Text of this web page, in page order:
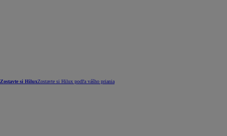
Zostavte si HiluxZostavte si Hilux podľa vášho priania